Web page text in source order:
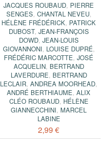
JACQUES ROUBAUD, PIERRE
SENGES, CHANTAL NEVEU,
HÉLÈNE FRÉDÉRICK, PATRICK
DUBOST, JEAN-FRANÇOIS
DOWD, JEAN-LOUIS
GIOVANNONI, LOUISE DUPRÉ,
FRÉDÉRIC MARCOTTE,JOSÉ
ACQUELIN, BERTRAND
LAVERDURE, BERTRAND
LECLAIR,ANDREA MOORHEAD,
ANDRÉ BERTHIAUME,ALIX
CLÉO ROUBAUD, HÉLÈNE
GIANNECCHINI, MARCEL
LABINE
2,99 €